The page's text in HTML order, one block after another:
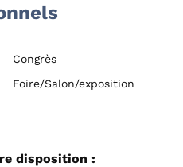
Congrès
Foire/Salon/exposition
disposition :